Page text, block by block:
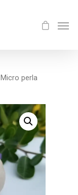
Micro perla